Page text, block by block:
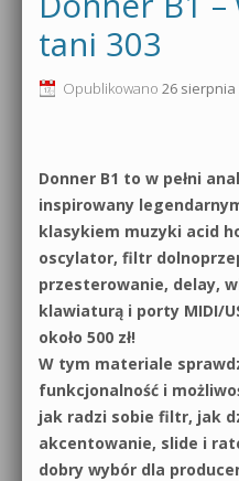
Produkcja muzyczna od
Sylenth1 od podstaw
Dubstep z syntezatorem
Kontakt 5 Kompendium
Pakiety
0dB.pl - informacje
Newsletter
Archiwum aktualności
Polityka prywatności
Regulamin
Działanie sklepu
Wyszukiwanie
tani 303
Opublikowano 26 sierpnia
Donner B1 to w pełni
inspirowany
klasykiem muzyki acid
oscylator, filtr
przesterowanie, delay,
klawiaturą i porty MIDI/
około 500 zł!
W tym materiale
funkcjonalność i
jak radzi sobie filtr, jak
akcentowanie, slide i
dobry wybór dla